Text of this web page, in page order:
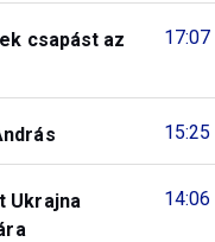
17:07
csapást az
15:25
14:06
Ukrajna